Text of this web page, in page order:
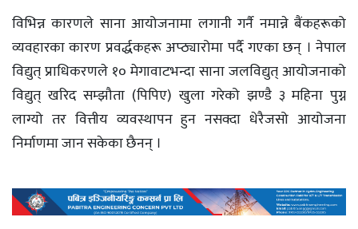
विभिन्न कारणले साना आयोजनामा लगानी गर्नै नमान्ने बैंकहरूको
व्यवहारका कारण प्रवर्द्धकहरू अप्ठ्यारोमा पर्दै गएका छन् । नेपाल
विद्युत् प्राधिकरणले १० मेगावाटभन्दा साना जलविद्युत् आयोजनाको
विद्युत् खरिद सम्झौता (पिपिए) खुला गरेको झण्डै ३ महिना पुग्न
लाग्यो तर वित्तीय व्यवस्थापन हुन नसक्दा धेरैजसो आयोजना
निर्माणमा जान सकेका छैनन् ।